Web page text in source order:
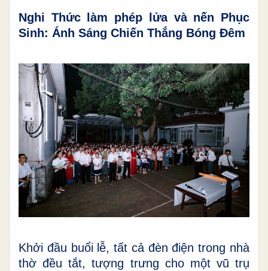
Nghi Thức làm phép lửa và nến Phục
Sinh: Ánh Sáng Chiến Thắng Bóng Đêm
Khởi đầu buổi lễ, tất cả đèn điện trong nhà
thờ đều tắt, tượng trưng cho một vũ trụ